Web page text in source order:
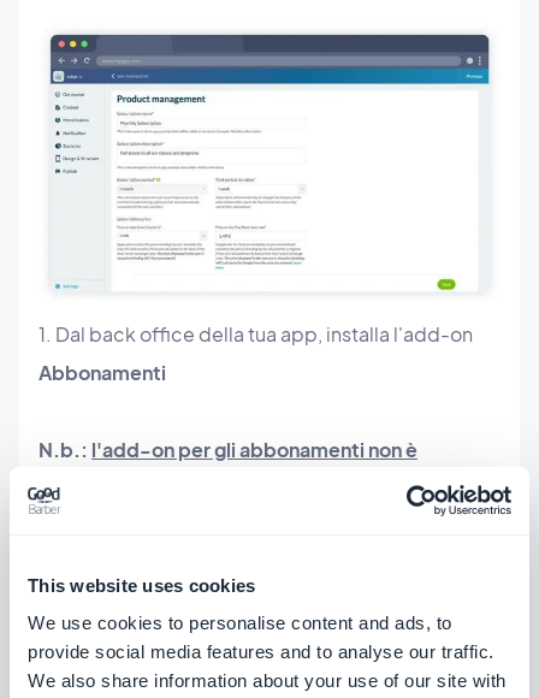
This website uses cookies
We use cookies to personalise content and ads, to
provide social media features and to analyse our traffic.
We also share information about your use of our site with
1. Dal back office della tua app, installa l'add-on
Abbonamenti
N.b.: l'add-on per gli abbonamenti non è
compatibile con i seguenti add-on:
Couponing
Per installare l'add-on abbonamenti, se hai